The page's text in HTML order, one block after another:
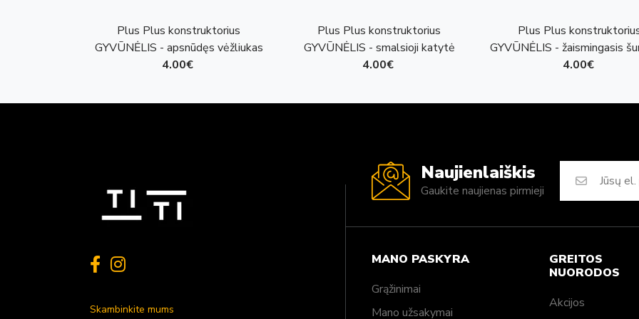
Plus Plus konstruktorius
GYVŪNĖLIS - apsnūdęs vėžliukas
4.00€
Plus Plus konstruktorius
GYVŪNĖLIS - smalsioji katytė
4.00€
Plus Plus
GYVŪNĖLIS - žaismingasis
4.00€
Skambinkite mums
Naujienlaiškis
Gaukite naujienas pirmieji
MANO PASKYRA
Grąžinimai
Mano užsakymai
GREITOS
NUORODOS
Akcijos